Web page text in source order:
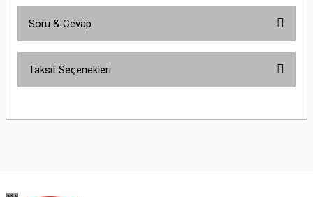
Soru & Cevap
Soru Sor
Taksit Seçenekleri